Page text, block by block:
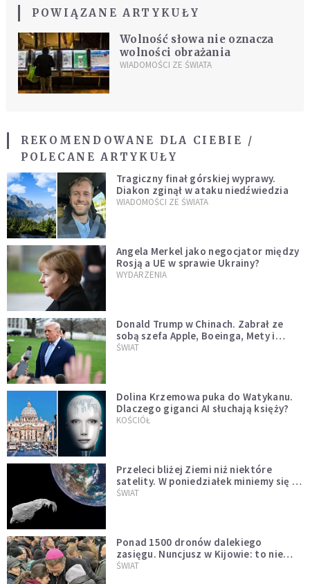
POWIĄZANE ARTYKUŁY
Wolność słowa nie oznacza
wolności obrażania
WIADOMOŚCI ZE ŚWIATA
REKOMENDOWANE DLA CIEBIE /
POLECANE ARTYKUŁY
Tragiczny finał górskiej wyprawy.
Diakon zginął w ataku niedźwiedzia
WIADOMOŚCI ZE ŚWIATA
Angela Merkel jako negocjator między
Rosją a UE w sprawie Ukrainy?
WYDARZENIA
Donald Trump w Chinach. Zabrał ze
sobą szefa Apple, Boeinga, Mety i
Muska
ŚWIAT
Dolina Krzemowa puka do Watykanu.
Dlaczego giganci AI słuchają księży?
KOŚCIÓŁ
Przeleci bliżej Ziemi niż niektóre
satelity. W poniedziałek miniemy się z
asteroidą, która poprzedzi znacznie
ŚWIAT
Ponad 1500 dronów dalekiego
zasięgu. Nuncjusz w Kijowie: to nie
wygląda na wolę zakończenia wojny
ŚWIAT